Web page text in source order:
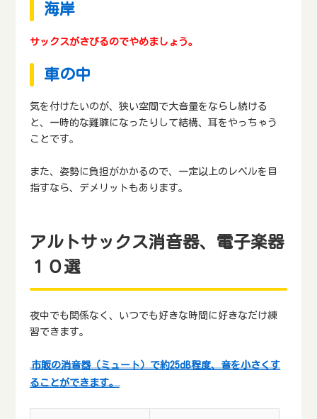
海岸
サックスがさびるのでやめましょう。
車の中
気を付けたいのが、狭い空間で大音量をならし続ける
と、一時的な難聴になったりして結構、耳をやっちゃう
ことです。
また、姿勢に負担がかかるので、一定以上のレベルを目
指すなら、デメリットもあります。
アルトサックス消音器、電子楽器
１０選
夜中でも関係なく、いつでも好きな時間に好きなだけ練
習できます。
市販の消音器（ミュート）で約25dB程度、音を小さくす
ることができます。